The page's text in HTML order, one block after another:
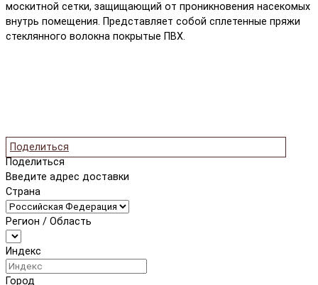
москитной сетки, защищающий от проникновения насекомых
внутрь помещения. Представляет собой сплетенные пряжи
стеклянного волокна покрытые ПВХ.
Поделиться
Поделиться
Введите адрес доставки
Страна
Регион / Область
Индекс
Город